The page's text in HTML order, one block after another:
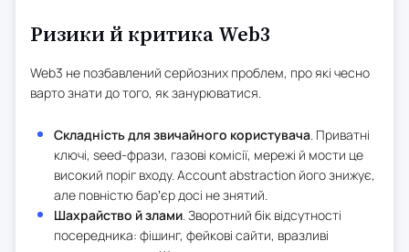
Ризики й критика Web3
Web3 не позбавлений серйозних проблем, про які чесно
варто знати до того, як занурюватися.
Складність для звичайного користувача . Приватні
ключі, seed-фрази, газові комісії, мережі й мости це
високий поріг входу. Account abstraction його знижує,
але повністю барʼєр досі не знятий.
Шахрайство й злами . Зворотний бік відсутності
посередника: фішинг, фейкові сайти, вразливі